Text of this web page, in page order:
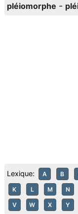
pléiomorphe -
Lexique: A B
K L M N
V W X Y